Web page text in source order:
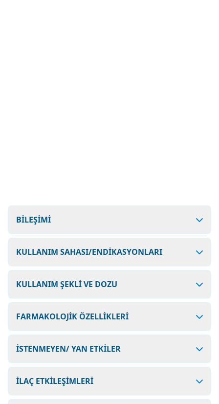
BİLEŞİMİ
KULLANIM SAHASI/ENDİKASYONLARI
KULLANIM ŞEKLİ VE DOZU
FARMAKOLOJİK ÖZELLİKLERİ
İSTENMEYEN/ YAN ETKİLER
İLAÇ ETKİLEŞİMLERİ